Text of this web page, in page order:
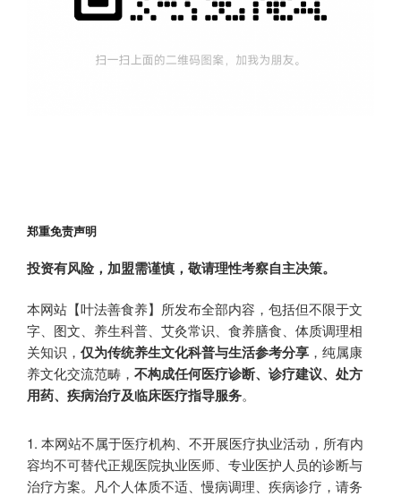
郑重免责声明
投资有风险，加盟需谨慎，敬请理性考察自主决策。
本网站【叶法善食养】所发布全部内容，包括但不限于文
字、图文、养生科普、艾灸常识、食养膳食、体质调理相
关知识， 仅为传统养生文化科普与生活参考分享 ，纯属康
养文化交流范畴， 不构成任何医疗诊断、诊疗建议、处方
用药、疾病治疗及临床医疗指导服务。
本网站不属于医疗机构、不开展医疗执业活动，所有内
容均不可替代正规医院执业医师、专业医护人员的诊断与
治疗方案。凡个人体质不适、慢病调理、疾病诊疗，请务